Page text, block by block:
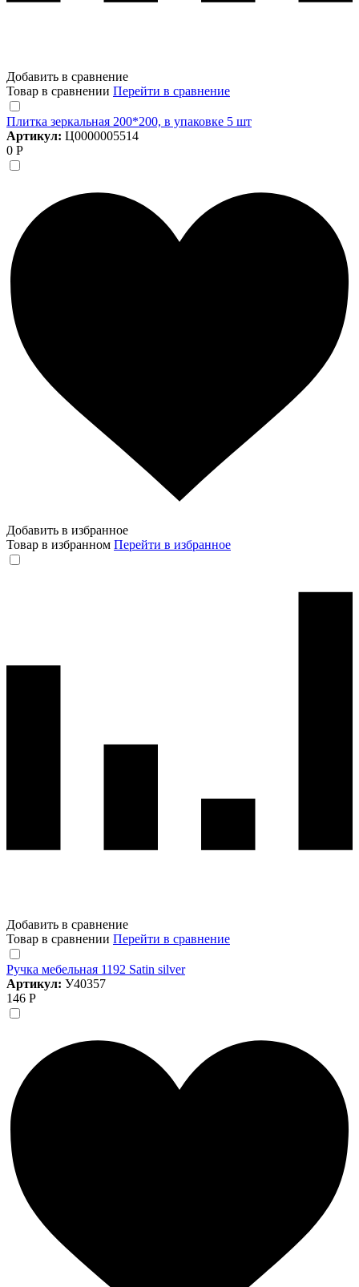
Добавить в сравнение
Товар в сравнении Перейти в сравнение
Плитка зеркальная 200*200, в упаковке 5 шт
Артикул: Ц0000005514
0 Р
Добавить в избранное
Товар в избранном Перейти в избранное
Добавить в сравнение
Товар в сравнении Перейти в сравнение
Ручка мебельная 1192 Satin silver
Артикул: У40357
146 Р